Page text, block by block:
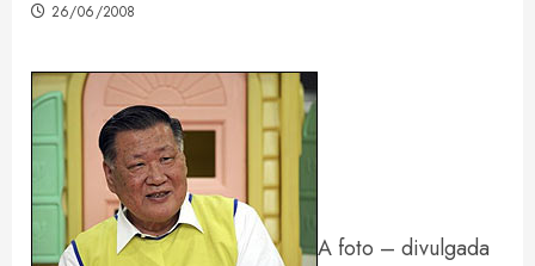
26/06/2008
A foto – divulgada